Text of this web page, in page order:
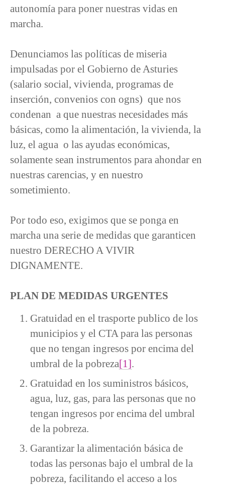
autonomía para poner nuestras vidas en
marcha.
Denunciamos las políticas de miseria
impulsadas por el Gobierno de Asturies
(salario social, vivienda, programas de
inserción, convenios con ogns) que nos
condenan a que nuestras necesidades más
básicas, como la alimentación, la vivienda, la
luz, el agua o las ayudas económicas,
solamente sean instrumentos para ahondar en
nuestras carencias, y en nuestro
sometimiento.
Por todo eso, exigimos que se ponga en
marcha una serie de medidas que garanticen
nuestro DERECHO A VIVIR
DIGNAMENTE.
PLAN DE MEDIDAS URGENTES
Gratuidad en el trasporte publico de los
municipios y el CTA para las personas
que no tengan ingresos por encima del
umbral de la pobreza[1].
Gratuidad en los suministros básicos,
agua, luz, gas, para las personas que no
tengan ingresos por encima del umbral
de la pobreza.
Garantizar la alimentación básica de
todas las personas bajo el umbral de la
pobreza, facilitando el acceso a los